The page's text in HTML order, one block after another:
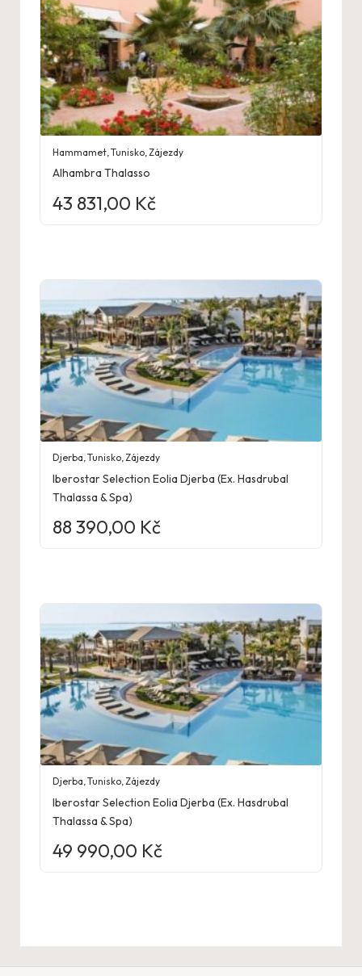
Hammamet ,Tunisko Zájezdy
Alhambra Thalasso
43 831,00 Kč
Djerba,Tunisko,Zájezdy
Iberostar Selection Eolia Djerba (Ex. Hasdrubal
Thalassa & Spa)
88 390,00 Kč
Djerba,Tunisko,Zájezdy
Iberostar Selection Eolia Djerba (Ex. Hasdrubal
Thalassa & Spa)
49 990,00 Kč